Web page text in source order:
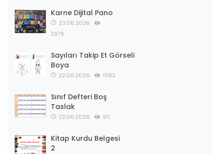
Karne Dijital Pano
23.06.2026
2979
Sayıları Takip Et Görseli
Boya
22.06.2026 1083
Sınıf Defteri Boş
Taslak
22.06.2026 911
Kitap Kurdu Belgesi
2